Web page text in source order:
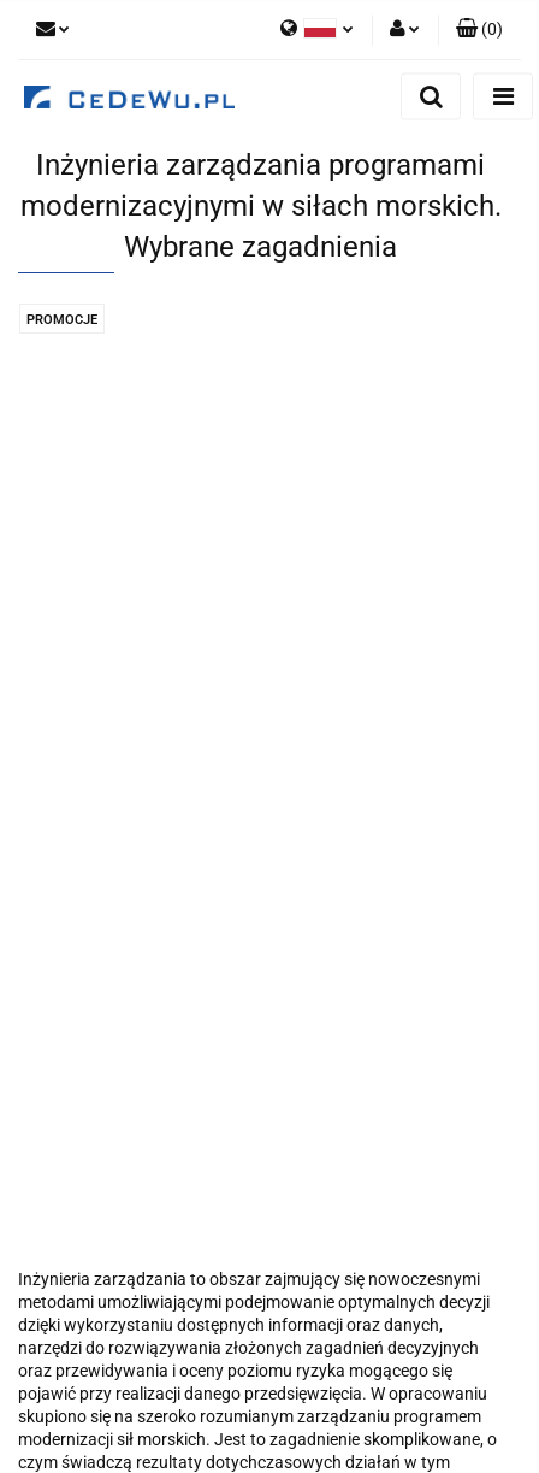
Dodaj zgłoszenie
Zgody cookies
(0)
Inżynieria zarządzania programami
modernizacyjnymi w siłach morskich.
Wybrane zagadnienia
PROMOCJE
Inżynieria zarządzania to obszar zajmujący się nowoczesnymi
metodami umożliwiającymi podejmowanie optymalnych decyzji
dzięki wykorzystaniu dostępnych informacji oraz danych,
narzędzi do rozwiązywania złożonych zagadnień decyzyjnych
oraz przewidywania i oceny poziomu ryzyka mogącego się
pojawić przy realizacji danego przedsięwzięcia. W opracowaniu
skupiono się na szeroko rozumianym zarządzaniu programem
modernizacji sił morskich. Jest to zagadnienie skomplikowane, o
czym świadczą rezultaty dotychczasowych działań w tym